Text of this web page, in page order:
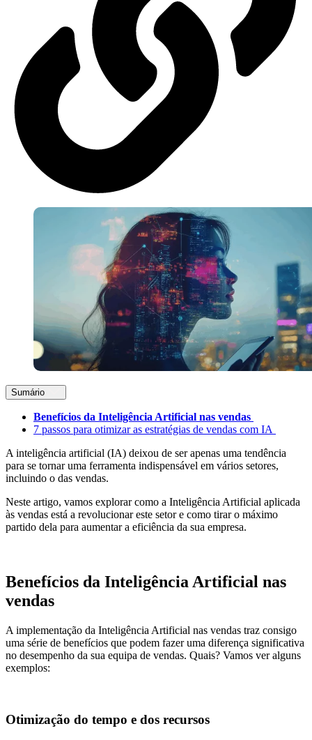
Sumário
Benefícios da Inteligência Artificial nas vendas
7 passos para otimizar as estratégias de vendas com IA
A inteligência artificial (IA) deixou de ser apenas uma tendência
para se tornar uma ferramenta indispensável em vários setores,
incluindo o das vendas.
Neste artigo, vamos explorar como a Inteligência Artificial aplicada
às vendas está a revolucionar este setor e como tirar o máximo
partido dela para aumentar a eficiência da sua empresa.
Benefícios da Inteligência Artificial nas
vendas
A implementação da Inteligência Artificial nas vendas traz consigo
uma série de benefícios que podem fazer uma diferença significativa
no desempenho da sua equipa de vendas. Quais? Vamos ver alguns
exemplos:
Otimização do tempo e dos recursos